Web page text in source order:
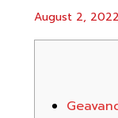
August 2, 2022